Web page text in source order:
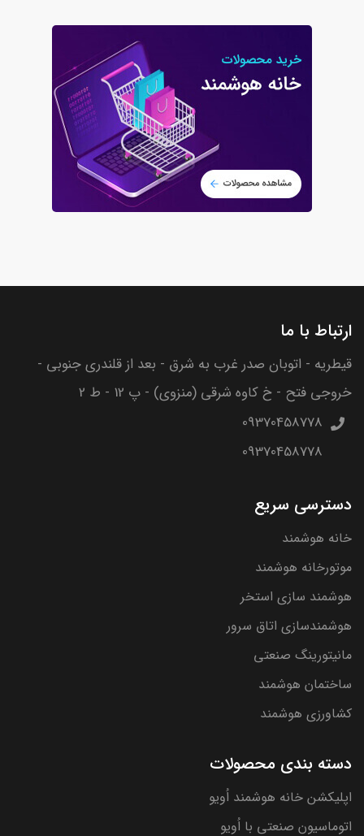
ارتباط با ما
قیطریه - اتوبان صدر غرب به شرق - بعد از قلندری جنوبی -
خروجی فتح - خ کاوه شرقی (منزوی) - پ 12 - ط 2
09370458778
09370458778
دسترسی سریع
خانه هوشمند
موتورخانه هوشمند
هوشمند سازی استخر
هوشمندسازی اتاق سرور
مانیتورینگ صنعتی
ساختمان هوشمند
کشاورزی هوشمند
دسته بندی محصولات
اپلیکشن خانه هوشمند اُویو
اتوماسیون صنعتی با اُویو